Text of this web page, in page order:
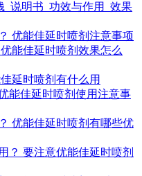
说明书_功效与作用_效果
优能佳延时喷剂注意事项
能佳延时喷剂效果怎么
延时喷剂有什么用
能佳延时喷剂使用注意事
优能佳延时喷剂有哪些优
？ 要注意优能佳延时喷剂